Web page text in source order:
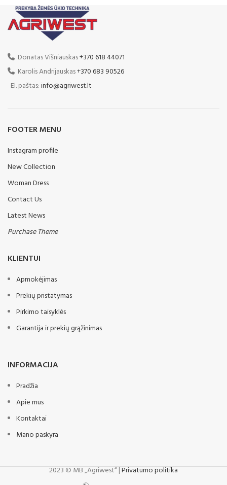
Donatas Višniauskas+370 618 44071
Karolis Andrijauskas+370 683 90526
El. paštas:info@agriwest.lt
FOOTER MENU
Instagram profile
New Collection
Woman Dress
Contact Us
Latest News
Purchase Theme
KLIENTUI
Apmokėjimas
Prekių pristatymas
Pirkimo taisyklės
Garantija ir prekių grąžinimas
INFORMACIJA
Pradžia
Apie mus
Kontaktai
Mano paskyra
2023 © MB „Agriwest“ |Privatumo politika